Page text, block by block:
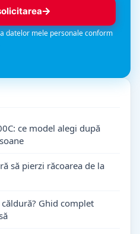
datelor mele personale conform
ce model alegi după
să pierzi răcoarea de la
Ghid complet